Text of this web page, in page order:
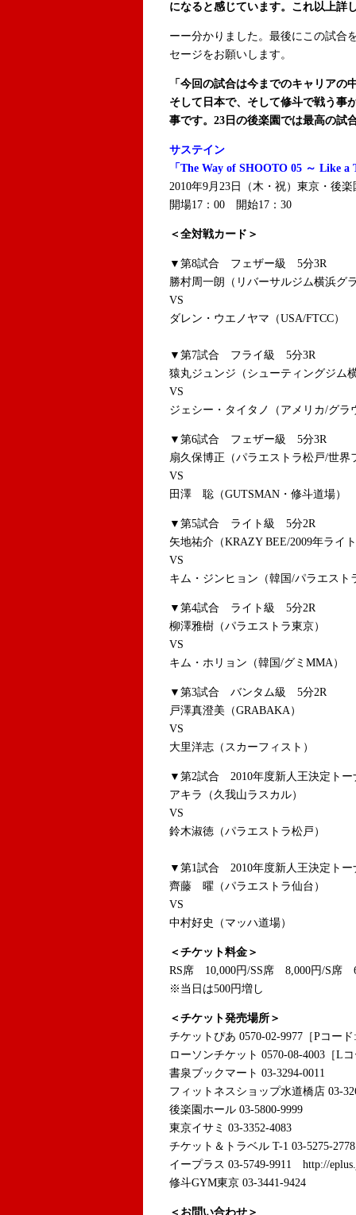
になると感じています。これ以上詳
ーー分かりました。最後にこの試合
セージをお願いします。
「今回の試合は今までのキャリア
そして日本で、そして修斗で戦う事
事です。23日の後楽園では最高の試
サステイン
「The Way of SHOOTO 05 ～ Like
2010年9月23日（木・祝）東京・後
開場17：00 開始17：30
＜全対戦カード＞
▼第8試合 フェザー級 5分3R
勝村周一朗（リバーサルジム横浜グ
VS
ダレン・ウエノヤマ（USA/FTCC）
▼第7試合 フライ級 5分3R
猿丸ジュンジ（シューティングジム
VS
ジェシー・タイタノ（アメリカ/グラ
▼第6試合 フェザー級 5分3R
扇久保博正（パラエストラ松戸/世界
VS
田澤 聡（GUTSMAN・修斗道場）
▼第5試合 ライト級 5分2R
矢地祐介（KRAZY BEE/2009年ライ
VS
キム・ジンヒョン（韓国/パラエスト
▼第4試合 ライト級 5分2R
柳澤雅樹（パラエストラ東京）
VS
キム・ホリョン（韓国/グミMMA）
▼第3試合 バンタム級 5分2R
戸澤真澄美（GRABAKA）
VS
大里洋志（スカーフィスト）
▼第2試合 2010年度新人王決定ト
アキラ（久我山ラスカル）
VS
鈴木淑徳（パラエストラ松戸）
▼第1試合 2010年度新人王決定ト
齊藤 曜（パラエストラ仙台）
VS
中村好史（マッハ道場）
＜チケット料金＞
RS席 10,000円/SS席 8,000円/S席
※当日は500円増し
＜チケット発売場所＞
チケットぴあ 0570-02-9977［Pコード
ローソンチケット 0570-08-4003［L
書泉ブックマート 03-3294-0011
フィットネスショップ水道橋店 03-
後楽園ホール 03-5800-9999
東京イサミ 03-3352-4083
チケット＆トラベル T-1 03-5275-
イープラス 03-5749-9911 http://
修斗GYM東京 03-3441-9424
＜お問い合わせ＞